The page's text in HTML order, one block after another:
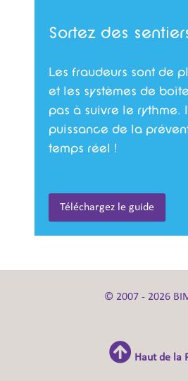
Sortez des
Les fraudeurs sont de
et les systèmes de
pas à suivre le rythme.
puissance de la
temps réel !
Téléchargez le guide
© 2007 - 2026
Haut de la